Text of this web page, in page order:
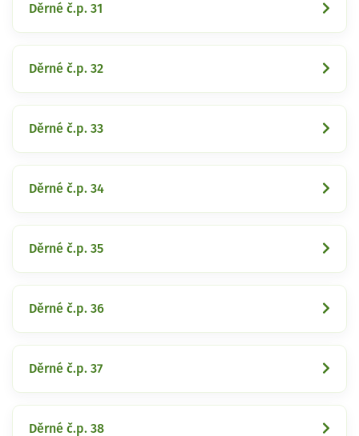
Děrné č.p. 31
Děrné č.p. 32
Děrné č.p. 33
Děrné č.p. 34
Děrné č.p. 35
Děrné č.p. 36
Děrné č.p. 37
Děrné č.p. 38